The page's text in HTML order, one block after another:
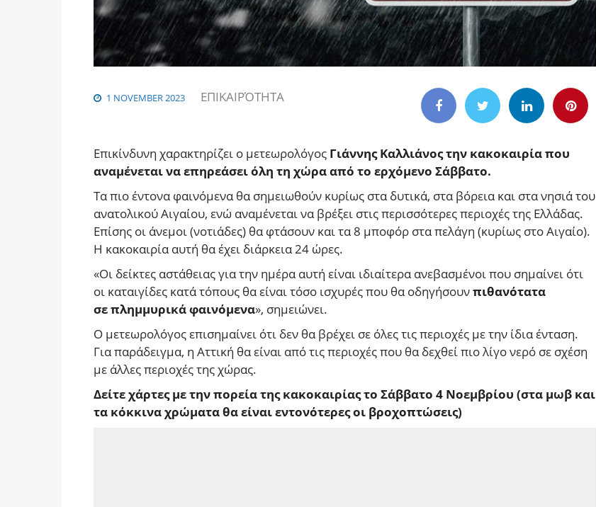
1 NOVEMBER 2023 ΕΠΙΚΑΙΡΌΤΗΤΑ
Επικίνδυνη χαρακτηρίζει ο μετεωρολόγος Γιάννης Καλλιάνος την κακοκαιρία που
αναμένεται να επηρεάσει όλη τη χώρα από το ερχόμενο Σάββατο.
Τα πιο έντονα φαινόμενα θα σημειωθούν κυρίως στα δυτικά, στα βόρεια και στα νησιά του
ανατολικού Αιγαίου, ενώ αναμένεται να βρέξει στις περισσότερες περιοχές της Ελλάδας.
Επίσης οι άνεμοι (νοτιάδες) θα φτάσουν και τα 8 μποφόρ στα πελάγη (κυρίως στο Αιγαίο).
Η κακοκαιρία αυτή θα έχει διάρκεια 24 ώρες.
«Οι δείκτες αστάθειας για την ημέρα αυτή είναι ιδιαίτερα ανεβασμένοι που σημαίνει ότι
οι καταιγίδες κατά τόπους θα είναι τόσο ισχυρές που θα οδηγήσουνπιθανότατα
σε πλημμυρικά φαινόμενα», σημειώνει.
Ο μετεωρολόγος επισημαίνει ότι δεν θα βρέχει σε όλες τις περιοχές με την ίδια ένταση.
Για παράδειγμα, η Αττική θα είναι από τις περιοχές που θα δεχθεί πιο λίγο νερό σε σχέση
με άλλες περιοχές της χώρας.
Δείτε χάρτες με την πορεία της κακοκαιρίας το Σάββατο 4 Νοεμβρίου (στα μωβ και
τα κόκκινα χρώματα θα είναι εντονότερες οι βροχοπτώσεις)